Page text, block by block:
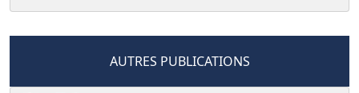
AUTRES PUBLICATIONS